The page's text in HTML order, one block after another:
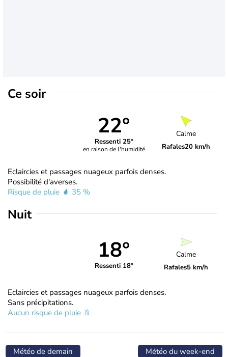
Ce soir
22°
Ressenti 25°
en raison de l'humidité
Calme
Rafales20 km/h
Eclaircies et passages nuageux parfois denses.
Possibilité d'averses.
Risque de pluie
35 %
Nuit
18°
Ressenti 18°
Calme
Rafales5 km/h
Eclaircies et passages nuageux parfois denses.
Sans précipitations.
Aucun risque de pluie
Météo de demain Météo du week-end